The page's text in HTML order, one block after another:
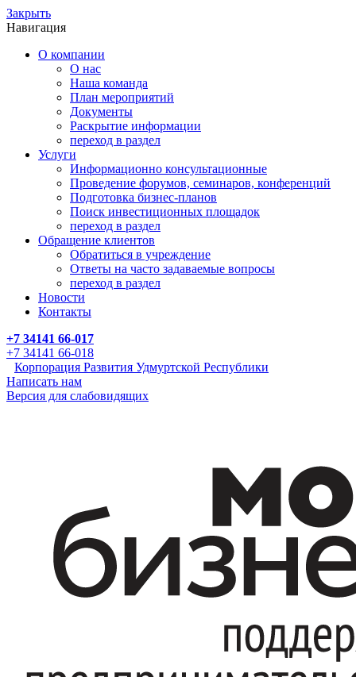
Закрыть
Навигация
О компании
О нас
Наша команда
План мероприятий
Документы
Раскрытие информации
переход в раздел
Услуги
Информационно консультационные
Проведение форумов, семинаров, конференций
Подготовка бизнес-планов
Поиск инвестиционных площадок
переход в раздел
Обращение клиентов
Обратиться в учреждение
Ответы на часто задаваемые вопросы
переход в раздел
Новости
Контакты
+7 34141 66-017
+7 34141 66-018
Корпорация Развития Удмуртской Республики
Написать нам
Версия для слабовидящих